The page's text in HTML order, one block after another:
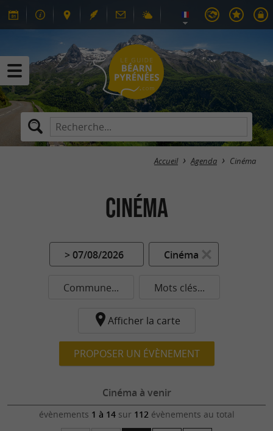
Accueil Agenda Cinéma
Cinéma
> 07/08/2026 Cinéma
Commune... Mots clés...
Afficher la carte
PROPOSER UN ÉVÈNEMENT
Cinéma à venir
évènements 1 à 14sur 112évènements au total